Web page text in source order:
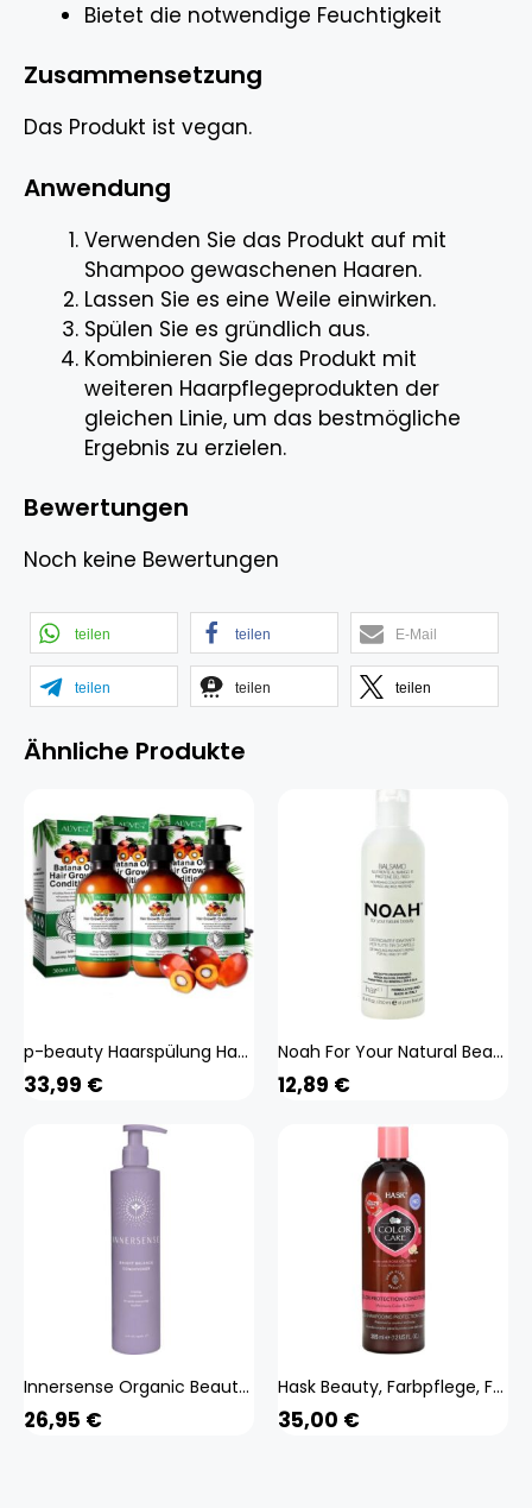
Bietet die notwendige Feuchtigkeit
Zusammensetzung
Das Produkt ist vegan.
Anwendung
Verwenden Sie das Produkt auf mit
Shampoo gewaschenen Haaren.
Lassen Sie es eine Weile einwirken.
Spülen Sie es gründlich aus.
Kombinieren Sie das Produkt mit
weiteren Haarpflegeprodukten der
gleichen Linie, um das bestmögliche
Ergebnis zu erzielen.
Bewertungen
Noch keine Bewertungen
teilen teilen E-Mail
teilen teilen teilen
Ähnliche Produkte
p-beauty Haarspülung Haar Conditioner Batana Rosmarin Öl Haarpflege Haarwachstum Vegan, 3x 300ml
33,99 €
Noah For Your Natural Beauty Nourishing Conditioner Hair 2.1 Nourishing Hair Conditioner Mango & (250 ml) (33422695)
12,89 €
Innersense Organic Beauty Bright Balance Conditioner 295 ml
26,95 €
Hask Beauty, Farbpflege, Farbschutz-Conditioner, mit Rosenöl, Peace, 12 fl oz (355 ml)
35,00 €